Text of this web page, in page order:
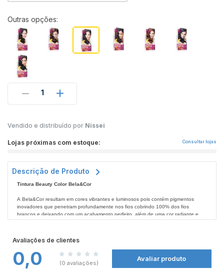
Outras opções:
1
Vendido e distribuído por Nissei
Lojas próximas com estoque: Consultar lojas
Descrição de Produto
Tintura Beauty Color Bela&Cor
A Bela&Cor resultam em cores vibrantes e luminosos pois contém pigmentos
inovadores que penetram profundamente nos fios cobrindo 100% dos fios
brancos e deixando com um acabamento perfeito, além de uma cor radiante e
duradoura a Bela&Cor deixa seus fios mais hidratados e brilhantes. Não deixe de
sua aplicação seja um sucesso no folheto de instruções.
Avaliações de clientes
0,0 (0 avaliações)
Avaliar produto